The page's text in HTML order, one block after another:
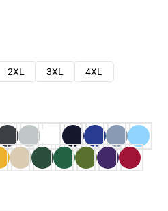
2XL 3XL
4XL